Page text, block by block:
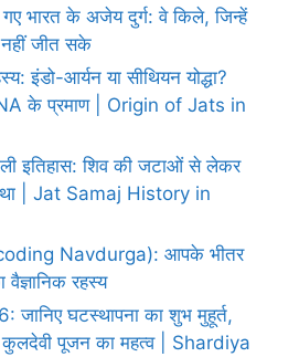
गए भारत के अजेय दुर्ग: वे किले, जिन्हें
जीत सके
इंडो-आर्यन या सीथियन योद्धा?
के प्रमाण | Origin of Jats in
इतिहास: शिव की जटाओं से लेकर
| Jat Samaj History in
Navdurga): आपके भीतर
रहस्य
जानिए घटस्थापना का शुभ मुहूर्त,
कुलदेवी पूजन का महत्व | Shardiya